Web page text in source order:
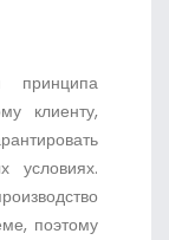
принципа
клиенту,
условиях.
поэтому